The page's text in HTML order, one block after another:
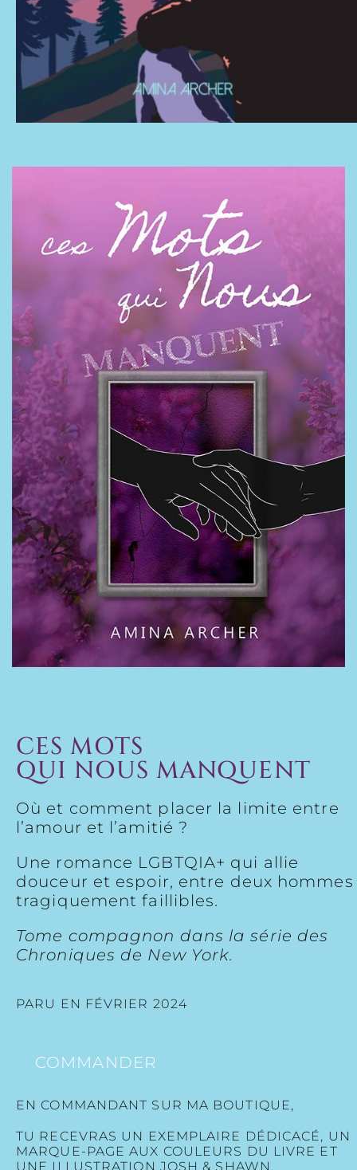
CES MOTS
QUI NOUS MANQUENT
Où et comment placer la limite entre
l’amour et l’amitié ?
Une romance LGBTQIA+ qui allie
douceur et espoir, entre deux hommes
tragiquement faillibles.
Tome compagnon dans la série des
Chroniques de New York.
PARU EN FÉVRIER 2024
COMMANDER
EN COMMANDANT SUR MA BOUTIQUE,
TU RECEVRAS UN EXEMPLAIRE DÉDICACÉ, UN
MARQUE-PAGE AUX COULEURS DU LIVRE ET
UNE ILLUSTRATION JOSH & SHAWN.